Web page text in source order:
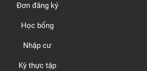
Đơn đăng ký
Học bổng
Nhập cư
Kỳ thực tập